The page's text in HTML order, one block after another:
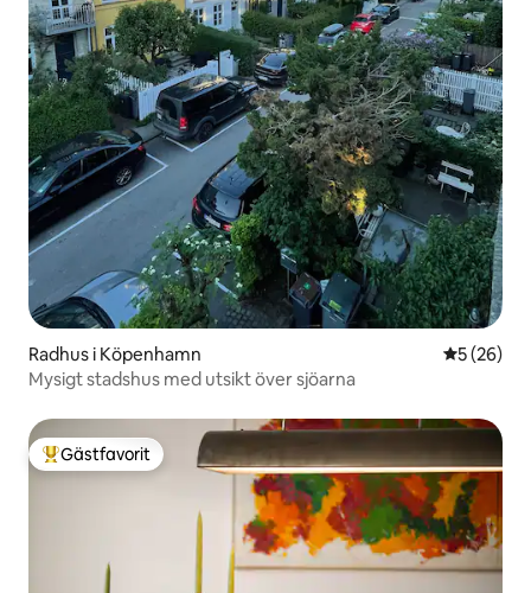
Radhus i Köpenhamn 5 av 5 i
5 (26)
Mysigt stadshus med utsikt över sjöarna
Populär gästfavorit
Gästfavorit